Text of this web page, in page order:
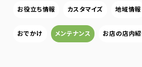
お役立ち情報 カスタマイズ 地域情報
おでかけ メンテナンス お店の店内